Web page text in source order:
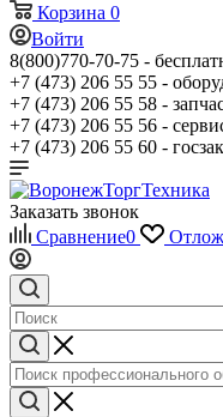
Корзина 0
Войти
8(800)770-70-75 -
+7 (473) 206 55 55 -
+7 (473) 206 55 58 -
+7 (473) 206 55 56 -
+7 (473) 206 55 60 -
Заказать звонок
Сравнение0